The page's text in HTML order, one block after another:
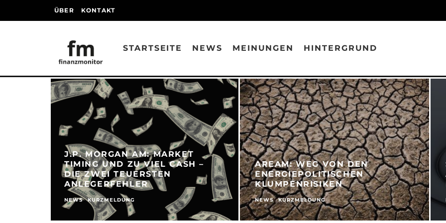
ÜBER KONTAKT
STARTSEITE NEWS MEINUNGEN HINTERGRUND
J.P. MORGAN AM: MARKET
TIMING UND ZU VIEL CASH –
DIE ZWEI TEUERSTEN
ANLEGERFEHLER
NEWS KURZMELDUNG
AREAM: WEG VON DEN
ENERGIEPOLITISCHEN
KLUMPENRISIKEN
NEWS KURZMELDUNG